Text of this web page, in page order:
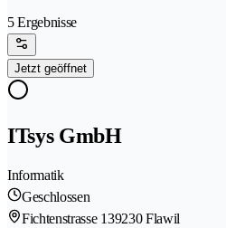
5 Ergebnisse
Jetzt geöffnet
ITsys GmbH
Informatik
Geschlossen
Fichtenstrasse 139230 Flawil